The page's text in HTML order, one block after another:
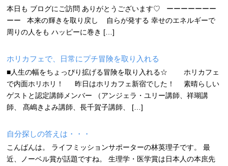
本日も ブログにご訪問 ありがとうございます♡ ーーーーーーー
ーー 本来の輝きを取り戻し 自らが発する 幸せのエネルギーで
周りの人をも ハッピーに巻き […]
ホリカフェで、日常にプチ冒険を取り入れる
■人生の幅をちょっぴり拡げる冒険を取り入れる☆ ホリカフェ
で内面ホリホリ！ 昨日はホリカフェ新宿でした！ 素晴らしい
ゲストと認定講師メンバー （アンジェラ・ユリー講師、祥瑚講
師、 髙嶋きよみ講師、長千賀子講師、 […]
自分探しの答えは・・・
こんばんは。 ライフミッションサポーターの林英理子です。 最
近、ノーベル賞が話題ですね。 生理学・医学賞は日本人の本庶先